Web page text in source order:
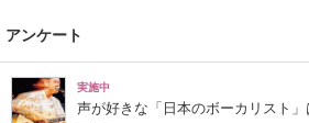
アンケート
実施中
声が好きな「日本のボーカリスト」